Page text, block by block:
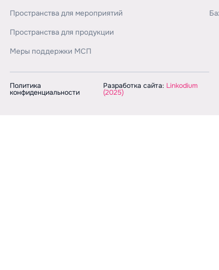
Пространства для мероприятий
Пространства для продукции
Меры поддержки МСП
Политика
конфиденциальности
Разработка сайта: Linkodium
(2025)